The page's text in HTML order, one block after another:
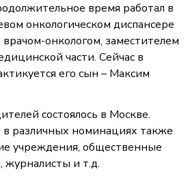
время работал в
онкологическом диспансере
онкологом, заместителем
части. Сейчас в
его сын – Максим
состоялось в Москве.
различных номинациях также
учреждения, общественные
журналисты и т.д.